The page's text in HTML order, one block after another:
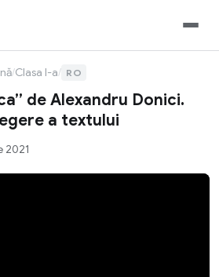
/Clasa I-a/ RO
de Alexandru Donici.
a textului
2021